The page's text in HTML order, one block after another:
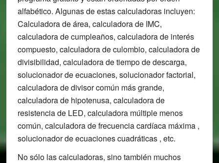
alfabético. Algunas de estas calculadoras incluyen:
Calculadora de área, calculadora de IMC,
calculadora de cumpleaños, calculadora de interés
compuesto, calculadora de culombio, calculadora de
divisibilidad, calculadora de tiempo de descarga,
solucionador de ecuaciones, solucionador factorial,
calculadora de divisor común más grande,
calculadora de hipotenusa, calculadora de
resistencia de LED, calculadora múltiple menos
común, calculadora de frecuencia cardíaca máxima ,
solucionador de ecuaciones cuadráticas , etc.
No sólo las calculadoras, sino también muchos